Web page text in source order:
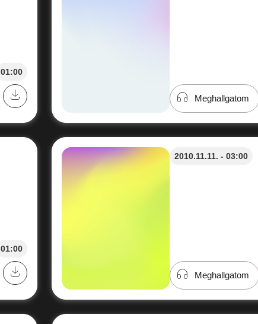
01:00
Meghallgatom
01:00
2010.11.11. - 03:00
Meghallgatom